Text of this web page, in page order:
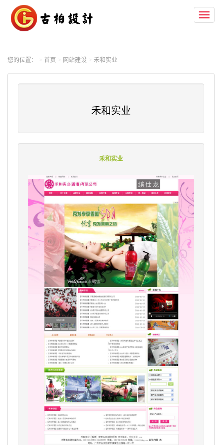
您的位置： 首页 网站建设 禾和实业
禾和实业
禾和实业